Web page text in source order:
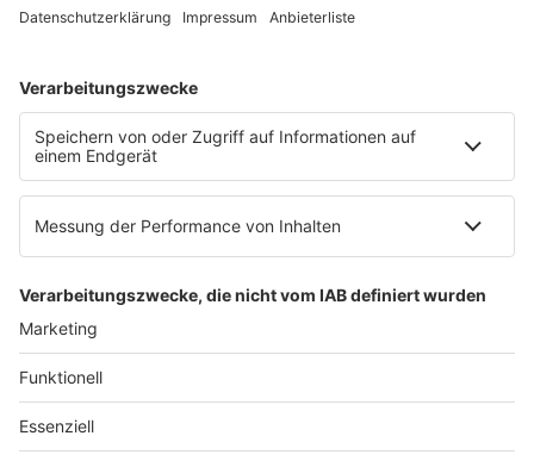
Web:https://www.ruw.de
AGB
Datenschutzerklärung
Genderhinweis
Cookie-Einstellungen